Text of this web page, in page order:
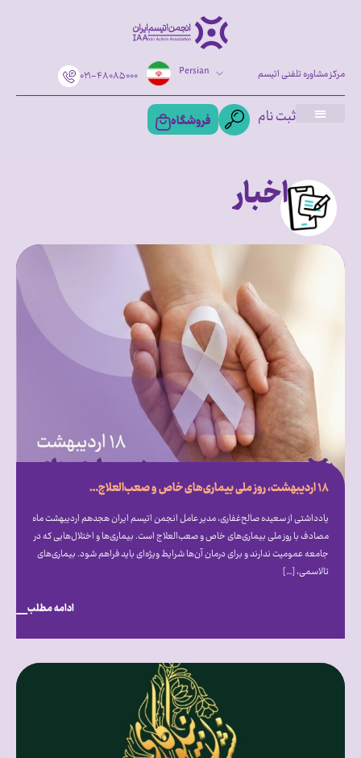
۰۲۱-۴۸۰۸۵۰۰۰ Persian مرکز مشاوره تلفنی اتیسم
ثبت نام فروشگاه
اخبار
۱۸ اردیبهشت، روز ملی بیماری‌‎های خاص و صعب‌‎العلاج: از فرهنگ‌‎سازی تا قانون‌‎گذاری
یادداشتی از سعیده صالح‎‌غفاری، مدیر عامل انجمن اتیسم ایران هجدهم اردیبهشت ماه
مصادف با روز ملی بیماری‎‌های خاص و صعب‎‌العلاج است. بیماری‎‌ها و اختلال‎‌هایی که در
جامعه عمومیت ندارند و برای درمان آن‌ها شرایط ویژه‎‌ای باید فراهم شود. بیماری‌های
تالاسمی، […]
ادامه مطلب